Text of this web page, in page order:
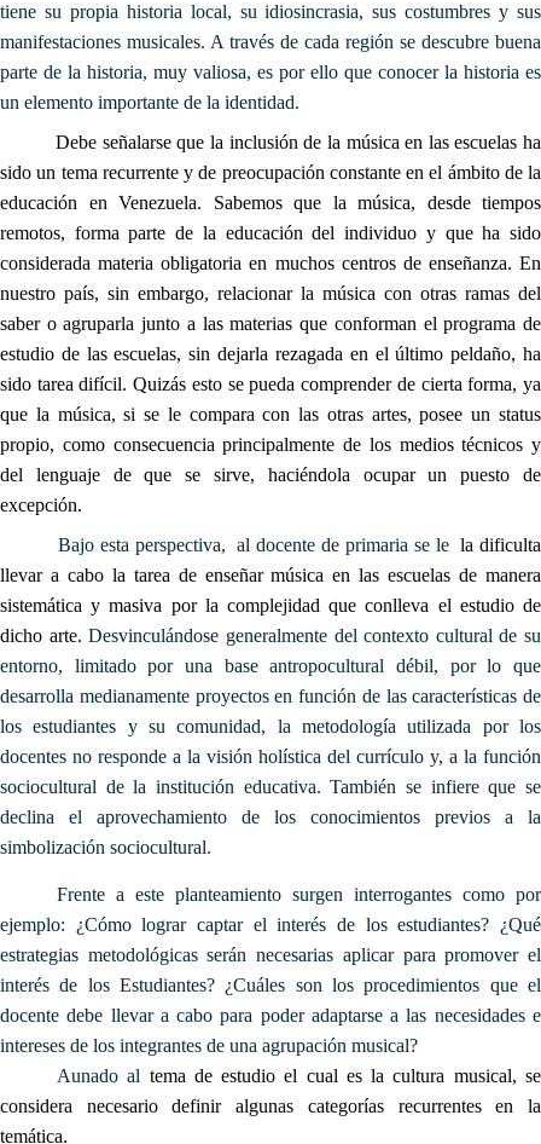
tiene su propia historia local, su idiosincrasia, sus costumbres y sus
manifestaciones musicales. A través de cada región se descubre buena
parte de la historia, muy valiosa, es por ello que conocer la historia es
un elemento importante de la identidad.
Debe señalarse que la inclusión de la música en las escuelas ha
sido un tema recurrente y de preocupación constante en el ámbito de la
educación en Venezuela. Sabemos que la música, desde tiempos
remotos, forma parte de la educación del individuo y que ha sido
considerada materia obligatoria en muchos centros de enseñanza. En
nuestro país, sin embargo, relacionar la música con otras ramas del
saber o agruparla junto a las materias que conforman el programa de
estudio de las escuelas, sin dejarla rezagada en el último peldaño, ha
sido tarea difícil. Quizás esto se pueda comprender de cierta forma, ya
que la música, si se le compara con las otras artes, posee un status
propio, como consecuencia principalmente de los medios técnicos y
del lenguaje de que se sirve, haciéndola ocupar un puesto de
excepción.
Bajo esta perspectiva, al docente de primaria se le la dificulta
llevar a cabo la tarea de enseñar música en las escuelas de manera
sistemática y masiva por la complejidad que conlleva el estudio de
dicho arte. Desvinculándose generalmente del contexto cultural de su
entorno, limitado por una base antropocultural débil, por lo que
desarrolla medianamente proyectos en función de las características de
los estudiantes y su comunidad, la metodología utilizada por los
docentes no responde a la visión holística del currículo y, a la función
sociocultural de la institución educativa. También se infiere que se
declina el aprovechamiento de los conocimientos previos a la
simbolización sociocultural.
Frente a este planteamiento surgen interrogantes como por
ejemplo: ¿Cómo lograr captar el interés de los estudiantes? ¿Qué
estrategias metodológicas serán necesarias aplicar para promover el
interés de los Estudiantes? ¿Cuáles son los procedimientos que el
docente debe llevar a cabo para poder adaptarse a las necesidades e
intereses de los integrantes de una agrupación musical?
Aunado al tema de estudio el cual es la cultura musical, se
considera necesario definir algunas categorías recurrentes en la
temática.